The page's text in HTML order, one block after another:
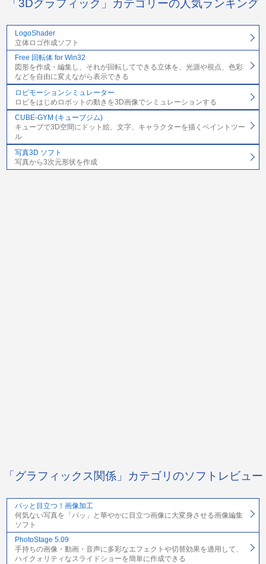
「3Dグラフィック」カテゴリーの人気ランキング
LogoShader
立体ロゴ作成ソフト
Free 回転体 for Win32
図形を作成・編集し、それが回転してできる立体を、光源や視点、色彩
などを自由に変えながら表示できる
ロビモーションシミュレーター
ロビをはじめロボットの動きを3D画像でシミュレーションする
CUBE-GYM (キューブジム)
キューブで3D空間にドット絵、文字、キャラクターを描くペイントツー
ル
写真3D ソフト
写真から3次元形状を作成
「グラフィックス関係」カテゴリのソフトレビュー
パッと目立つ！画像加工
何気ない写真を「パッ」と華やかに目立つ画像に大変身させる画像編集
ソフト
PhotoStage 5.09
手持ちの画像・動画・音声に多彩なエフェクトや切替効果を適用して、
ハイクォリティなスライドショーを簡単に作成できる